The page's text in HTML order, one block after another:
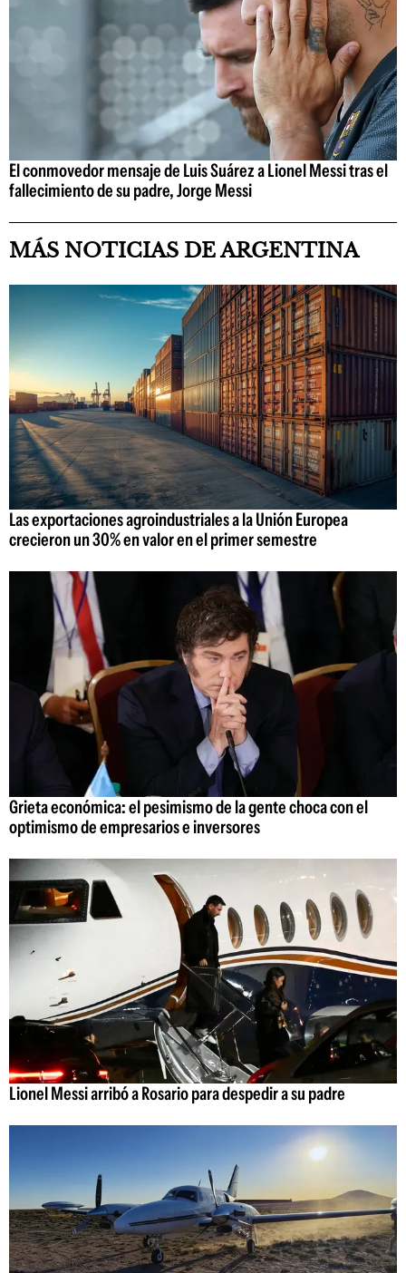
El conmovedor mensaje de Luis Suárez a Lionel Messi tras el
fallecimiento de su padre, Jorge Messi
MÁS NOTICIAS DE ARGENTINA
Las exportaciones agroindustriales a la Unión Europea
crecieron un 30% en valor en el primer semestre
Grieta económica: el pesimismo de la gente choca con el
optimismo de empresarios e inversores
Lionel Messi arribó a Rosario para despedir a su padre